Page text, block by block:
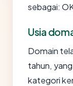
sebagai:
Usia
Domain
tahun,
kategori